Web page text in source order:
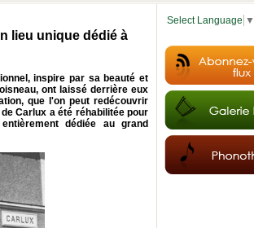
lieu unique dédié à
inspire par sa beauté et
ont laissé derrière eux
que l'on peut redécouvrir
Carlux a été réhabilitée pour
dédiée au grand
Select Language ▼